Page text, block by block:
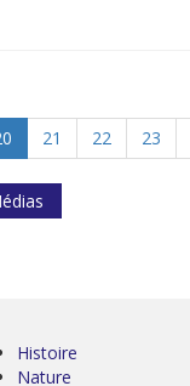
21 22 23
Histoire
Nature